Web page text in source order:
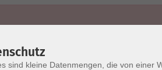
sind kleine Datenmengen, die von einer